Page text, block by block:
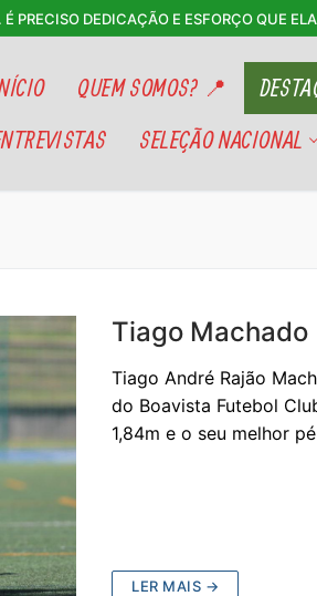
PRECISO DEDICAÇÃO E ESFORÇO QUE
QUEM SOMOS? 📍
SELEÇÃO NACIONAL
Tiago Machado
Tiago André Rajão
do Boavista Futebol
1,84m e o seu melhor
LER MAIS →